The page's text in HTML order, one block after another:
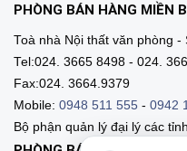
PHÒNG BÁN HÀNG MIỀN
Toà nhà Nội thất văn phòng -
Tel:024. 3665 8498 - 024.
Fax:024. 3664.9379
Mobile: 0948 511 555 - 0942
Bộ phận quản lý đại lý các